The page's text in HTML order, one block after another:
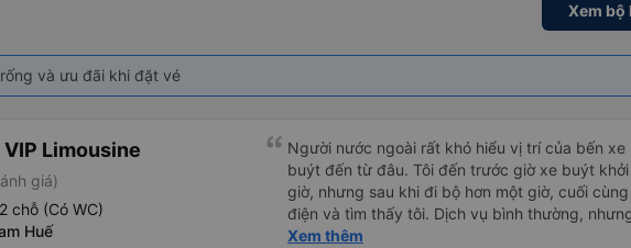
Xem bộ
và ưu đãi khi đặt vé
Limousine
giá)
chỗ (Có WC)
Huế
Người nước ngoài rất khó hiểu vị trí của bến
buýt đến từ đâu. Tôi đến trước giờ xe buýt
giờ, nhưng sau khi đi bộ hơn một giờ, cuối
điện và tìm thấy tôi. Dịch vụ bình thường,
tôi ngủ ngon hơn ở khách sạn vì tôi rất thoải
Xem thêm